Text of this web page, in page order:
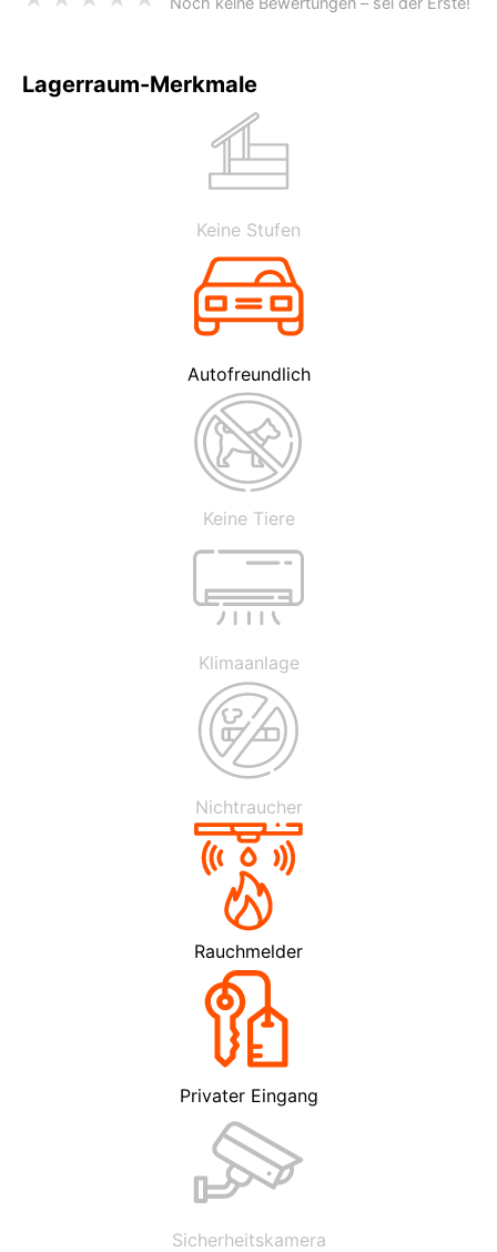
Lagerraum-Merkmale
Keine Stufen
Autofreundlich
Keine Tiere
Klimaanlage
Nichtraucher
Rauchmelder
Privater Eingang
Sicherheitskamera